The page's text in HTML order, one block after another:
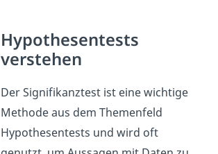
Hypothesentests
verstehen
Der Signifikanztest ist eine wichtige
Methode aus dem Themenfeld
Hypothesentests und wird oft